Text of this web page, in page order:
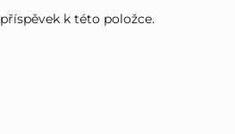
k této položce.